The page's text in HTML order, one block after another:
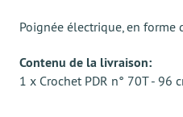
Poignée électrique, en forme
Contenu de la livraison:
1 x Crochet PDR n° 70T - 96